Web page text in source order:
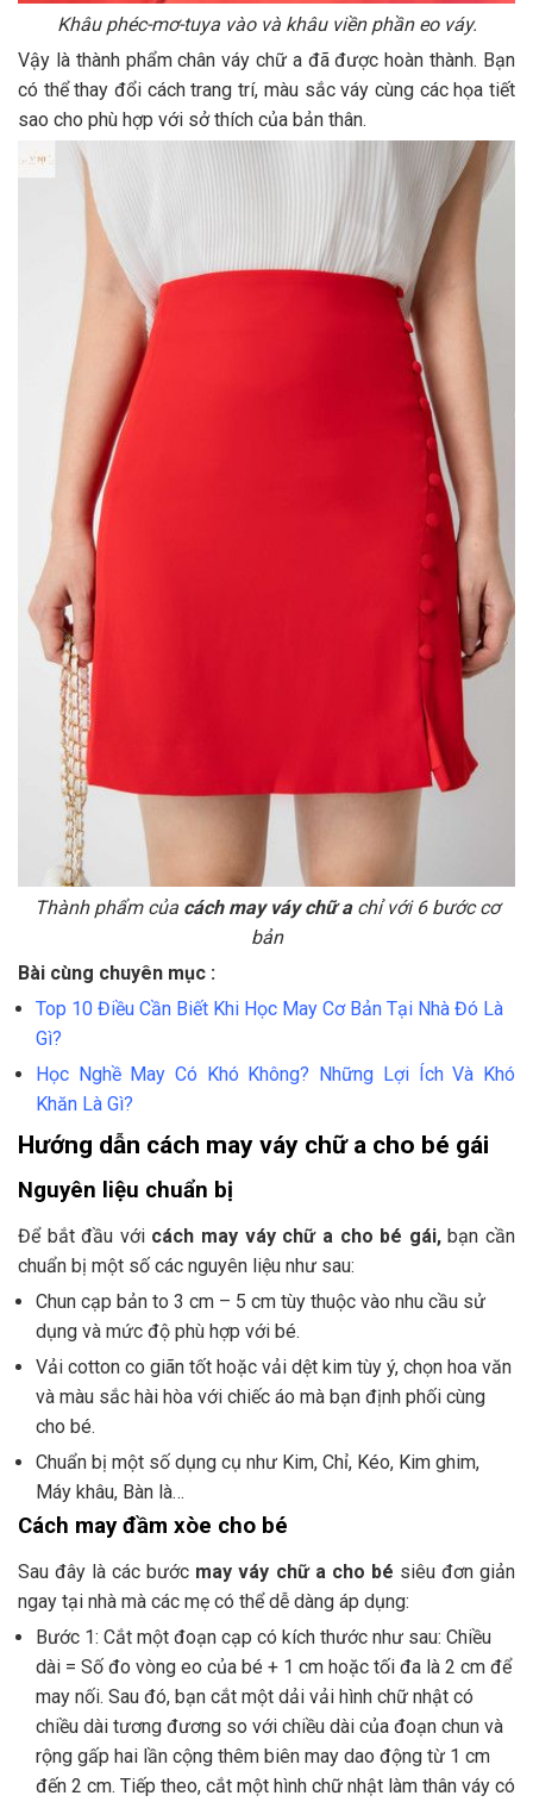
Khâu phéc-mơ-tuya vào và khâu viền phần eo váy.
Vậy là thành phẩm chân váy chữ a đã được hoàn thành. Bạn
có thể thay đổi cách trang trí, màu sắc váy cùng các họa tiết
sao cho phù hợp với sở thích của bản thân.
Thành phẩm của cách may váy chữ a chỉ với 6 bước cơ
bản
Bài cùng chuyên mục :
Top 10 Điều Cần Biết Khi Học May Cơ Bản Tại Nhà Đó Là
Gì?
Học Nghề May Có Khó Không? Những Lợi Ích Và Khó
Khăn Là Gì?
Hướng dẫn cách may váy chữ a cho bé gái
Nguyên liệu chuẩn bị
Để bắt đầu với cách may váy chữ a cho bé gái, bạn cần
chuẩn bị một số các nguyên liệu như sau:
Chun cạp bản to 3 cm – 5 cm tùy thuộc vào nhu cầu sử
dụng và mức độ phù hợp với bé.
Vải cotton co giãn tốt hoặc vải dệt kim tùy ý, chọn hoa văn
và màu sắc hài hòa với chiếc áo mà bạn định phối cùng
cho bé.
Chuẩn bị một số dụng cụ như Kim, Chỉ, Kéo, Kim ghim,
Máy khâu, Bàn là…
Cách may đầm xòe cho bé
Sau đây là các bước may váy chữ a cho bé siêu đơn giản
ngay tại nhà mà các mẹ có thể dễ dàng áp dụng:
Bước 1: Cắt một đoạn cạp có kích thước như sau: Chiều
dài = Số đo vòng eo của bé + 1 cm hoặc tối đa là 2 cm để
may nối. Sau đó, bạn cắt một dải vải hình chữ nhật có
chiều dài tương đương so với chiều dài của đoạn chun và
rộng gấp hai lần cộng thêm biên may dao động từ 1 cm
đến 2 cm. Tiếp theo, cắt một hình chữ nhật làm thân váy có